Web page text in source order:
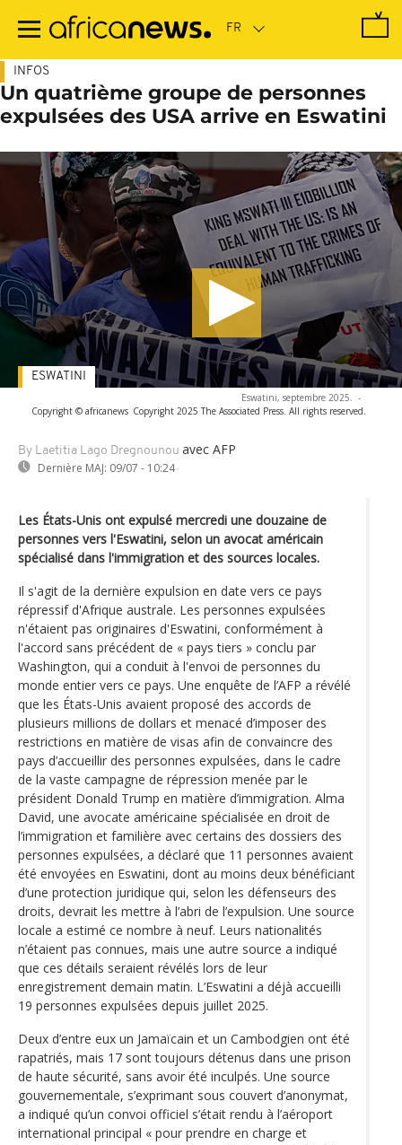
contenu
INFOS
Un quatrième groupe de personnes
expulsées des USA arrive en Eswatini
Eswatini, septembre 2025. -
Copyright © africanews Copyright 2025 The Associated Press. All rights reserved.
By Laetitia Lago Dregnounou avec AFP
Dernière MAJ: 09/07 - 10:24
ESWATINI
Les États-Unis ont expulsé mercredi une douzaine de
personnes vers l'Eswatini, selon un avocat américain
spécialisé dans l'immigration et des sources locales.
Il s'agit de la dernière expulsion en date vers ce pays
répressif d'Afrique australe. Les personnes expulsées
n'étaient pas originaires d'Eswatini, conformément à
l'accord sans précédent de « pays tiers » conclu par
Washington, qui a conduit à l'envoi de personnes du
monde entier vers ce pays. Une enquête de l’AFP a révélé
que les États-Unis avaient proposé des accords de
plusieurs millions de dollars et menacé d’imposer des
restrictions en matière de visas afin de convaincre des
pays d’accueillir des personnes expulsées, dans le cadre
de la vaste campagne de répression menée par le
président Donald Trump en matière d’immigration. Alma
David, une avocate américaine spécialisée en droit de
l’immigration et familière avec certains des dossiers des
personnes expulsées, a déclaré que 11 personnes avaient
été envoyées en Eswatini, dont au moins deux bénéficiant
d’une protection juridique qui, selon les défenseurs des
droits, devrait les mettre à l’abri de l’expulsion. Une source
locale a estimé ce nombre à neuf. Leurs nationalités
n’étaient pas connues, mais une autre source a indiqué
que ces détails seraient révélés lors de leur
enregistrement demain matin. L’Eswatini a déjà accueilli
19 personnes expulsées depuis juillet 2025.
Deux d’entre eux un Jamaïcain et un Cambodgien ont été
rapatriés, mais 17 sont toujours détenus dans une prison
de haute sécurité, sans avoir été inculpés. Une source
gouvernementale, s’exprimant sous couvert d’anonymat,
a indiqué qu’un convoi officiel s’était rendu à l’aéroport
international principal « pour prendre en charge et